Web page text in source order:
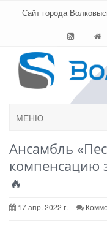
Сайт города
МЕНЮ
Ансамбль
компенсацию
🔥
17 апр. 2022 г.